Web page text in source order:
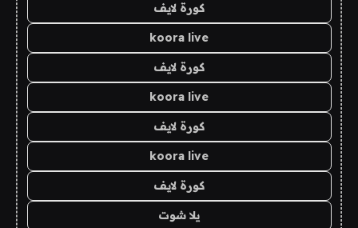
كورة لايف
koora live
كورة لايف
koora live
كورة لايف
koora live
كورة لايف
يلا شوت